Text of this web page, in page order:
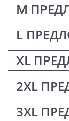
M
L
XL
2XL
3XL